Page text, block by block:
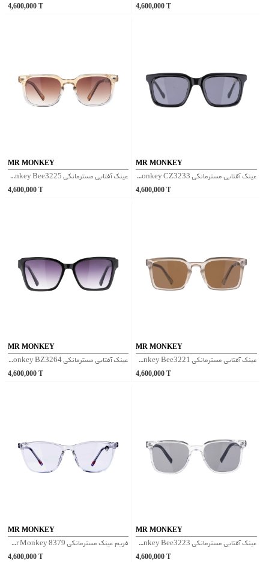
4,600,000T 4,600,000 T
MR MONKEY
عینک آفتابی مسترمانکی Mr Monkey Bee3225 - قهوه‌ای
4,600,000T
MR MONKEY
عینک آفتابی مسترمانکی Mr Monkey CZ3233 - شفاف مشکی
4,600,000 T
MR MONKEY
عینک آفتابی مسترمانکی Mr Monkey BZ3264 - مشکی
4,600,000T
MR MONKEY
عینک آفتابی مسترمانکی Mr Monkey Bee3221 - قهوه‌ای
4,600,000 T
MR MONKEY
فریم عینک مسترمانکی Mr Monkey 8379 - شفاف
4,600,000T
MR MONKEY
عینک آفتابی مسترمانکی Mr Monkey Bee3223 - شفاف طوسی
4,600,000 T